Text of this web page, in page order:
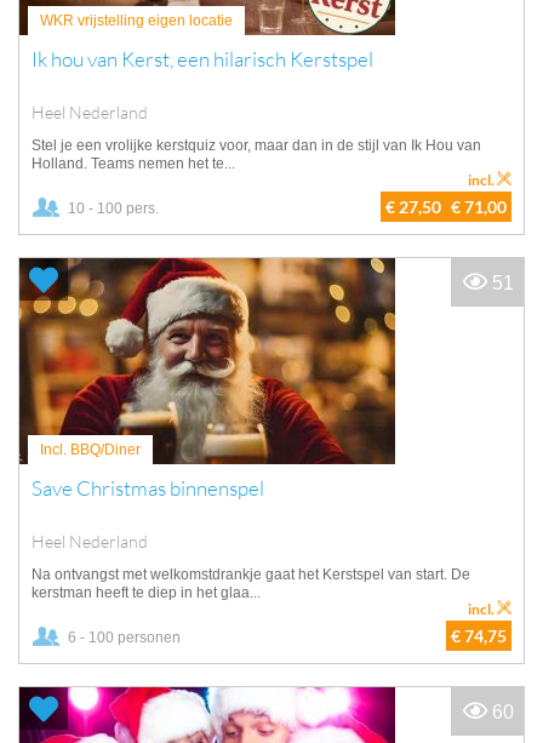
WKR vrijstelling eigen locatie
Ik hou van Kerst, een hilarisch Kerstspel
Heel Nederland
Stel je een vrolijke kerstquiz voor, maar dan in de stijl van Ik Hou van
Holland. Teams nemen het te...
10 - 100 pers. € 27,50 € 71,00
incl.
Incl. BBQ/Diner
Save Christmas binnenspel
Heel Nederland
Na ontvangst met welkomstdrankje gaat het Kerstspel van start. De
kerstman heeft te diep in het glaa...
6 - 100 personen € 74,75
incl.
51
60